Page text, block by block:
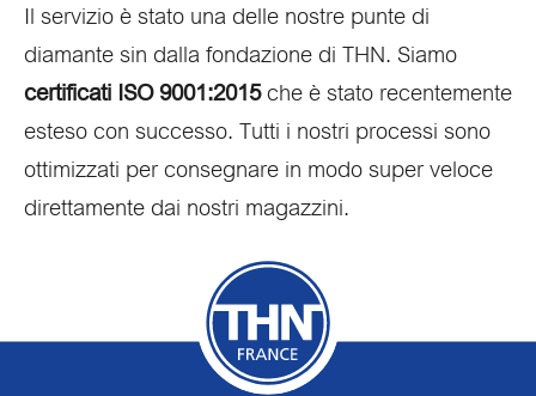
Il servizio è stato una delle nostre punte di
diamante sin dalla fondazione di THN. Siamo
certificati ISO 9001:2015che è stato recentemente
esteso con successo. Tutti i nostri processi sono
ottimizzati per consegnare in modo super veloce
direttamente dai nostri magazzini.